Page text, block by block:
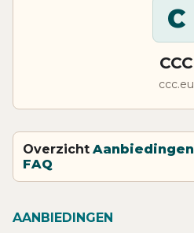
C
CCC
ccc.eu
Overzicht Aanbiedingen
FAQ
AANBIEDINGEN